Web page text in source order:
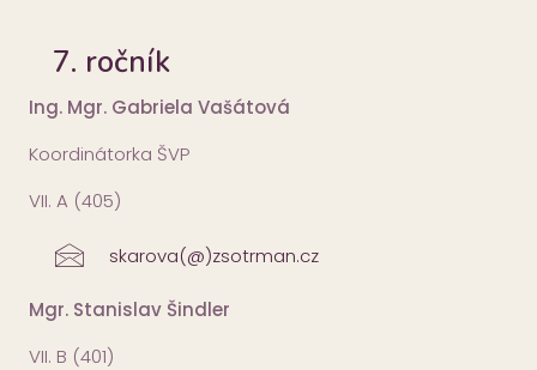
7. ročník
Ing. Mgr. Gabriela Vašátová
Koordinátorka ŠVP
VII. A (405)
skarova(@)zsotrman.cz
Mgr. Stanislav Šindler
VII. B (401)